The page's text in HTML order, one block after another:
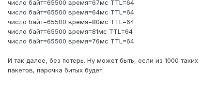
число байт=65500 время=67мс TTL=64
число байт=65500 время=64мс TTL=64
число байт=65500 время=80мс TTL=64
число байт=65500 время=81мс TTL=64
число байт=65500 время=76мс TTL=64
И так далее, без потерь. Ну может быть, если из 1000 таких
пакетов, парочка битых будет.